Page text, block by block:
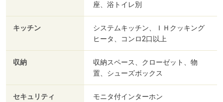
座、浴トイレ別
キッチン
システムキッチン、ＩＨクッキング
ヒータ、コンロ2口以上
収納
収納スペース、クローゼット、物
置、シューズボックス
セキュリティ モニタ付インターホン